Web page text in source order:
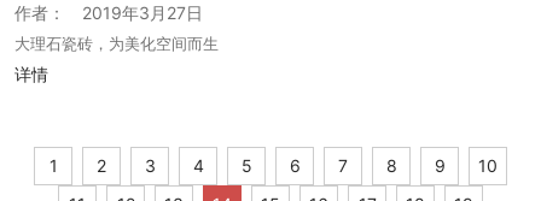
作者： 2019年3月27日
大理石瓷砖，为美化空间而生
详情
1 2 3 4 5 6 7 8 9
10